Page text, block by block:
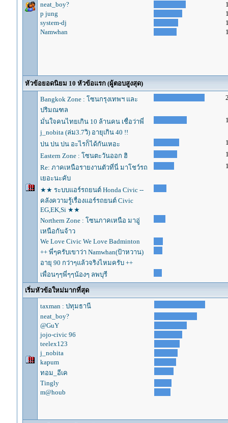
neat_boy?
p jung
system-dj
Namwhan
หัวข้อยอดนิยม 10 หัวข้อแรก (ผู้ตอบสูงสุด)
Bangkok Zone : โซนกรุงเทพฯ และ
ปริมณฑล
มั่นใจคนไทยเกิน 10 ล้านคน เชื่อว่าพี่
j_nobita (ล่ม3.7วิ) อายุเกิน 40 !!
บ่น บ่น บ่น อะไรก็ได้กันเหอะ
Eastern Zone : โซนตะวันออก ฮิ
Re: ภาคเหนือรายงานตัวที่นี่ มาโชว์รถ
เยอะนะคับ
★★ ระบบแอร์รถยนต์ Honda Civic --
คลังความรู้เรื่องแอร์รถยนต์ Civic
EG,EK,Si ★★
Northern Zone : โซนภาคเหนือ มาอู่
เหนือกันจ้าว
We Love Civic We Love Badminton
++ พี่ๆครับเขาว่า Namwhan(ป้าหวาน)
อายุ 90 กว่าๆแล้วจริงไหมครับ ++
เพื่อนๆๆพี่ๆๆน้องๆ ลพบุรี
เริ่มหัวข้อใหม่มากที่สุด
taxman : ปทุมธานี
neat_boy?
@GuY
jojo-civic 96
teelex123
j_nobita
kapum
ทอม_อีเค
Tingly
m@houb